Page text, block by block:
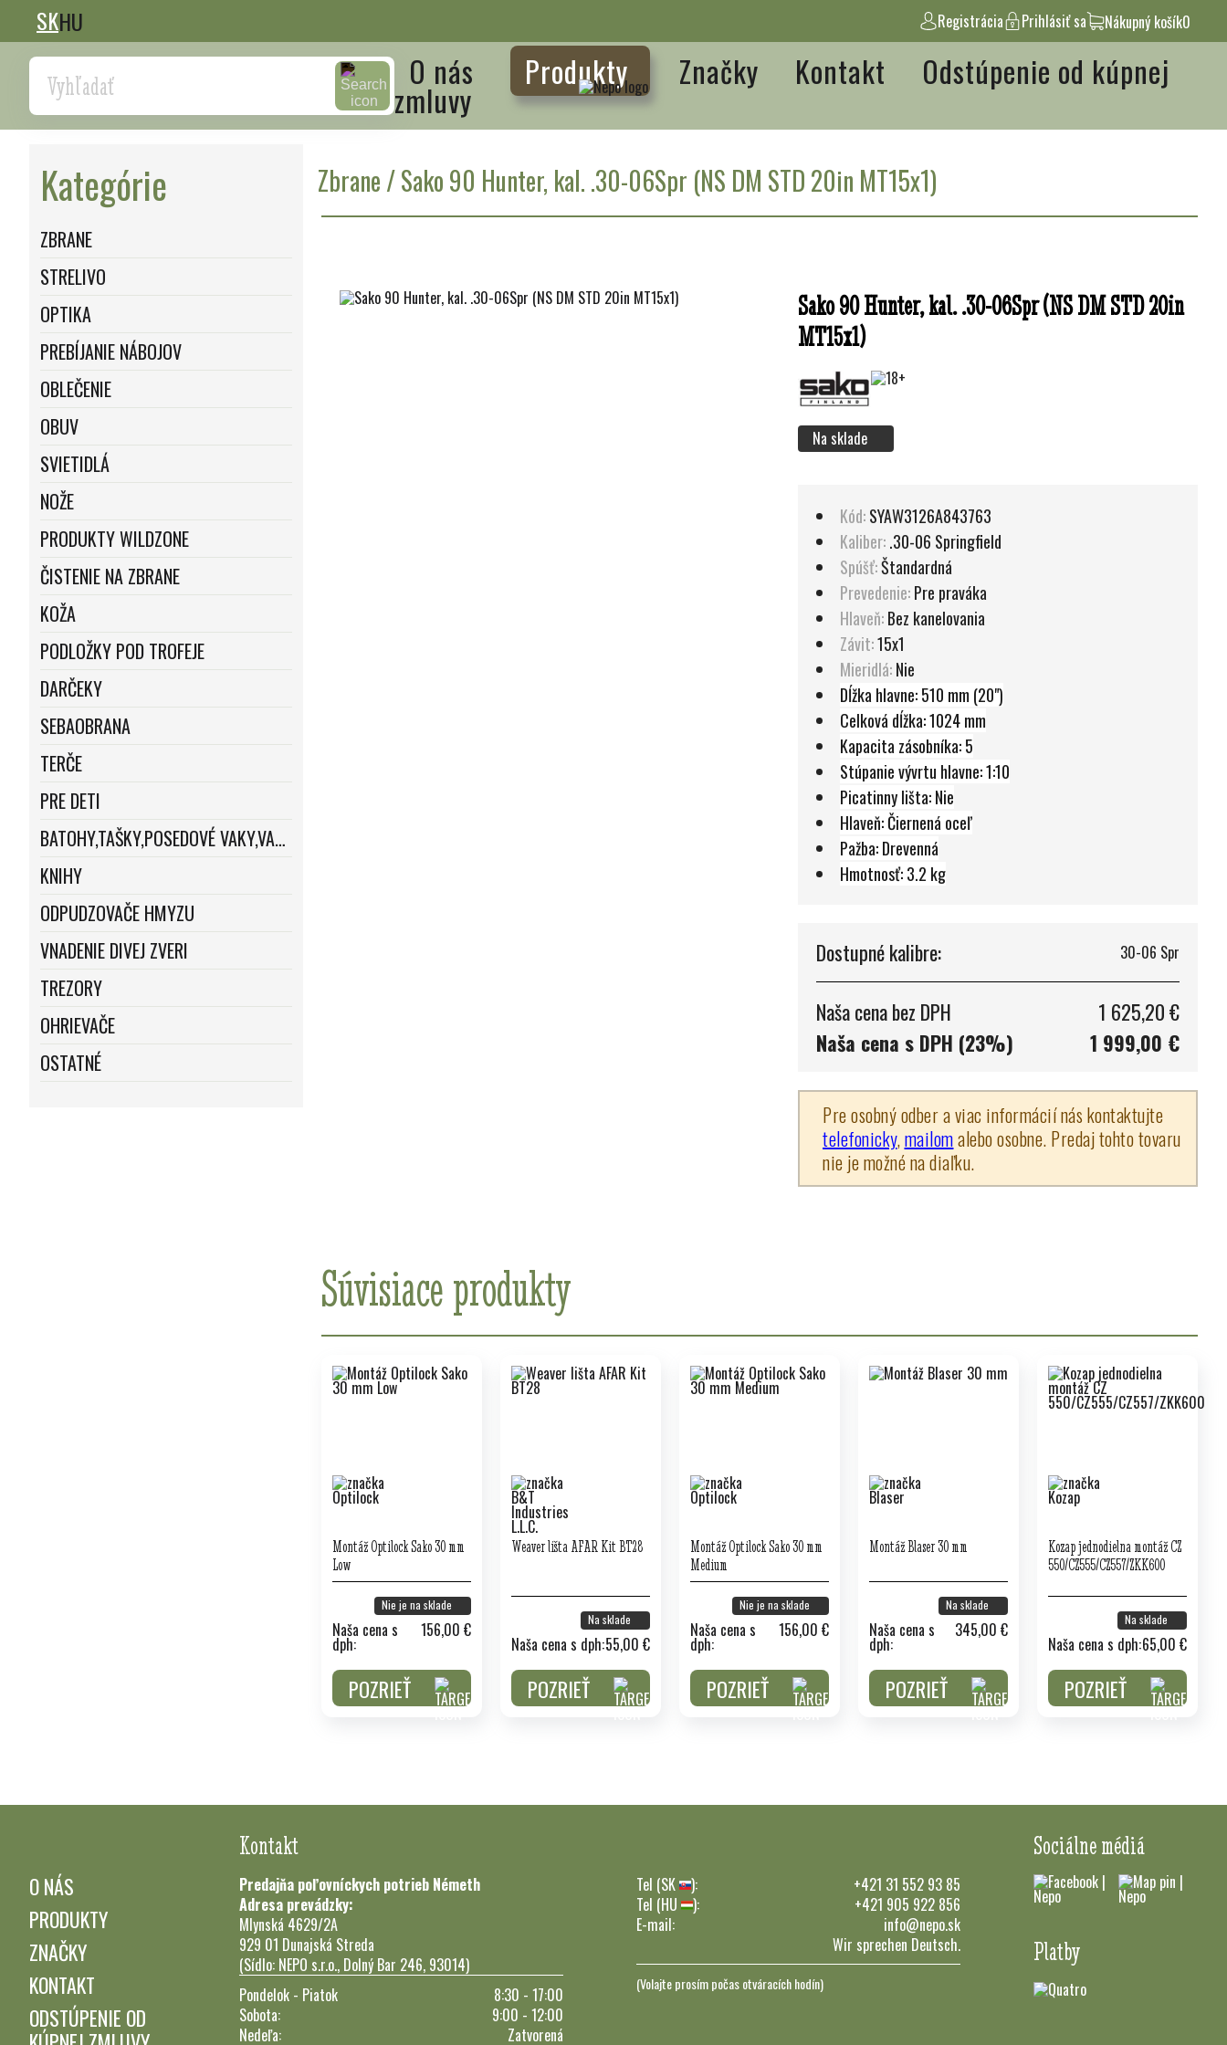
SKHU Registrácia Prihlásiť sa Nákupný košík0
Search O nás Produkty Značky Kontakt Odstúpenie od kúpnej
zmluvy
Kategórie
ZBRANE
STRELIVO
OPTIKA
PREBÍJANIE NÁBOJOV
OBLEČENIE
OBUV
SVIETIDLÁ
NOŽE
PRODUKTY WILDZONE
ČISTENIE NA ZBRANE
KOŽA
PODLOŽKY POD TROFEJE
DARČEKY
SEBAOBRANA
TERČE
PRE DETI
BATOHY,TAŠKY,POSEDOVÉ VAKY,VAKY
KNIHY
ODPUDZOVAČE HMYZU
VNADENIE DIVEJ ZVERI
TREZORY
OHRIEVAČE
OSTATNÉ
Zbrane/Sako 90 Hunter, kal. .30-06Spr (NS DM STD 20in MT15x1)
Sako 90 Hunter, kal. .30-06Spr (NS DM STD 20in
MT15x1)
Na sklade
Kód:SYAW3126A843763
Kaliber:.30-06 Springfield
Spúšť:Štandardná
Prevedenie:Pre praváka
Hlaveň:Bez kanelovania
Závit:15x1
Mieridlá:Nie
Dĺžka hlavne: 510 mm (20")
Celková dĺžka: 1024 mm
Kapacita zásobníka: 5
Stúpanie vývrtu hlavne: 1:10
Picatinny lišta: Nie
Hlaveň: Čiernená oceľ
Pažba: Drevenná
Hmotnosť: 3.2 kg
Dostupné kalibre: 30-06 Spr
Naša cena bez DPH
1 625,20 €
Naša cena s DPH (23%)
1 999,00 €
Pre osobný odber a viac informácií nás kontaktujte
telefonicky,mailomalebo osobne. Predaj tohto tovaru
nie je možné na diaľku.
Súvisiace produkty
Montáž Optilock Sako 30 mm
Low
Nie je na sklade
Naša cena s
dph:
156,00 €
POZRIEŤ
Weaver lišta AFAR Kit BT28
Na sklade
Naša cena s dph:55,00 €
POZRIEŤ
Montáž Optilock Sako 30 mm
Medium
Nie je na sklade
Naša cena s
dph:
156,00 €
POZRIEŤ
Montáž Blaser 30 mm
Na sklade
Naša cena s
dph:
345,00 €
POZRIEŤ
Kozap jednodielna montáž CZ
550/CZ555/CZ557/ZKK600
Na sklade
Naša cena s dph:65,00 €
POZRIEŤ
O NÁS
PRODUKTY
ZNAČKY
KONTAKT
ODSTÚPENIE OD
Kontakt
Predajňa poľovníckych potrieb Németh
Adresa prevádzky:
Mlynská 4629/2A
929 01 Dunajská Streda
(Sídlo: NEPO s.r.o., Dolný Bar 246, 93014)
Pondelok - Piatok
8:30 - 17:00
Sobota:
9:00 - 12:00
Nedeľa:
Zatvorená
Tel (SK ):
+421 31 552 93 85
Tel (HU
):
+421 905 922 856
E-mail:
info@nepo.sk
Wir sprechen Deutsch.
(Volajte prosím počas otváracích hodín)
Sociálne médiá
Platby